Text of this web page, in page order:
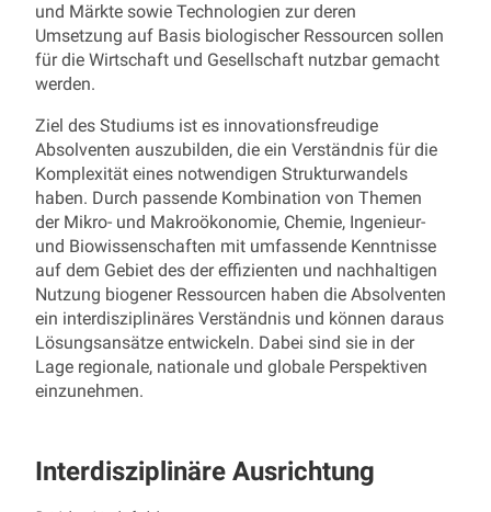
und Märkte sowie Technologien zur deren
Umsetzung auf Basis biologischer Ressourcen sollen
für die Wirtschaft und Gesellschaft nutzbar gemacht
werden.
Ziel des Studiums ist es innovationsfreudige
Absolventen auszubilden, die ein Verständnis für die
Komplexität eines notwendigen Strukturwandels
haben. Durch passende Kombination von Themen
der Mikro- und Makroökonomie, Chemie, Ingenieur-
und Biowissenschaften mit umfassende Kenntnisse
auf dem Gebiet des der effizienten und nachhaltigen
Nutzung biogener Ressourcen haben die Absolventen
ein interdisziplinäres Verständnis und können daraus
Lösungsansätze entwickeln. Dabei sind sie in der
Lage regionale, nationale und globale Perspektiven
einzunehmen.
Interdisziplinäre Ausrichtung